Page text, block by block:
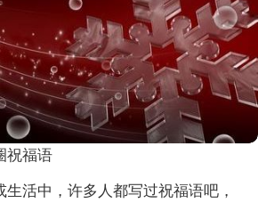
祝福语
生活中，许多人都写过祝福语吧，